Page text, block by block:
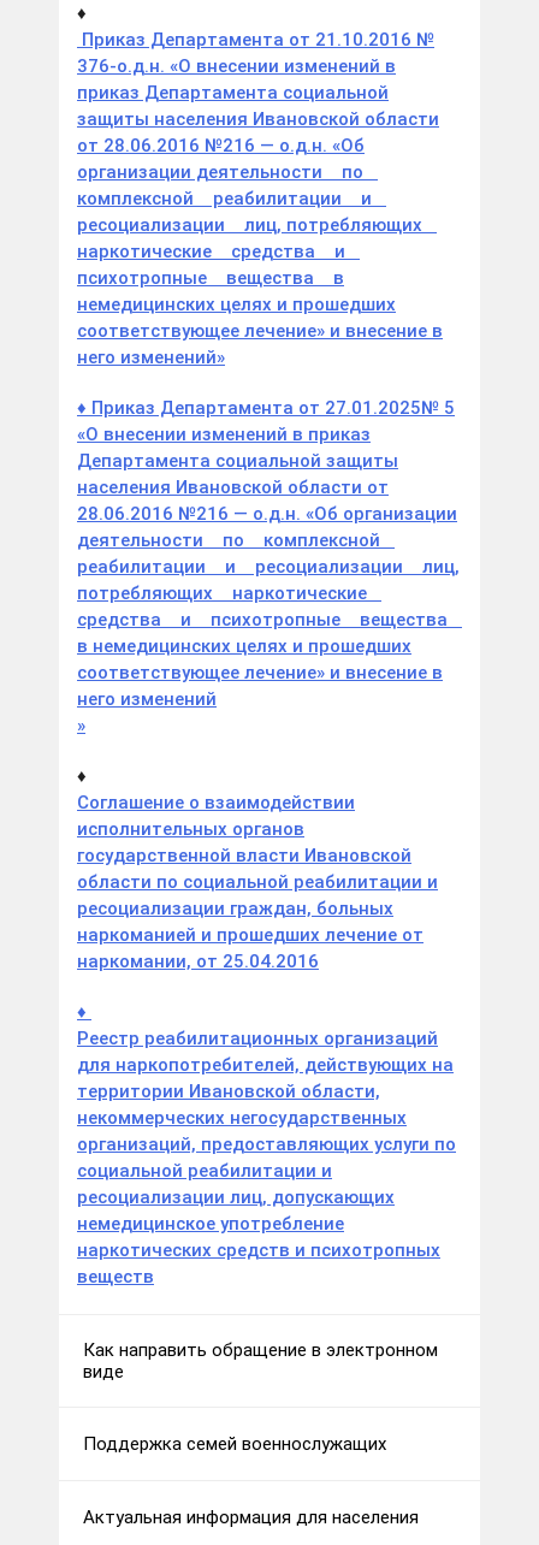
♦
Приказ Департамента от 21.10.2016 №
376-о.д.н. «О внесении изменений в
приказ Департамента социальной
защиты населения Ивановской области
от 28.06.2016 №216 — о.д.н. «Об
организации деятельности по
комплексной реабилитации и
ресоциализации лиц, потребляющих
наркотические средства и
психотропные вещества в
немедицинских целях и прошедших
соответствующее лечение» и внесение в
него изменений»
♦ Приказ Департамента от 27.01 .2025№ 5
«О внесении изменений в приказ
Департамента социальной защиты
населения Ивановской области от
28.06.2016 №216 — о.д.н. «Об организации
деятельности по комплексной
реабилитации и ресоциализации лиц,
потребляющих наркотические
средства и психотропные вещества
в немедицинских целях и прошедших
соответствующее лечение» и внесение в
него изменений
»
♦
Соглашение о взаимодействии
исполнительных органов
государственной власти Ивановской
области по социальной реабилитации и
ресоциализации граждан, больных
наркоманией и прошедших лечение от
наркомании, от 25.04.2016
♦
Реестр реабилитационных организаций
для наркопотребителей, действующих на
территории Ивановской области,
некоммерческих негосударственных
организаций, предоставляющих услуги по
социальной реабилитации и
ресоциализации лиц, допускающих
немедицинское употребление
наркотических средств и психотропных
веществ
Как направить обращение в электронном
виде
Поддержка семей военнослужащих
Актуальная информация для населения